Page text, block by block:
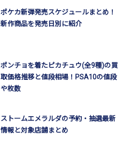
ポケカ新弾発売スケジュールまとめ！
新作商品を発売日別に紹介
ポンチョを着たピカチュウ(全9種)の買
取価格推移と値段相場！PSA10の値段
や枚数
ストームエメラルダの予約・抽選最新
情報と対象店舗まとめ